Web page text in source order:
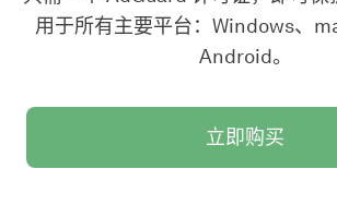
用于所有主要平台：Windows、
Android。
立即购买